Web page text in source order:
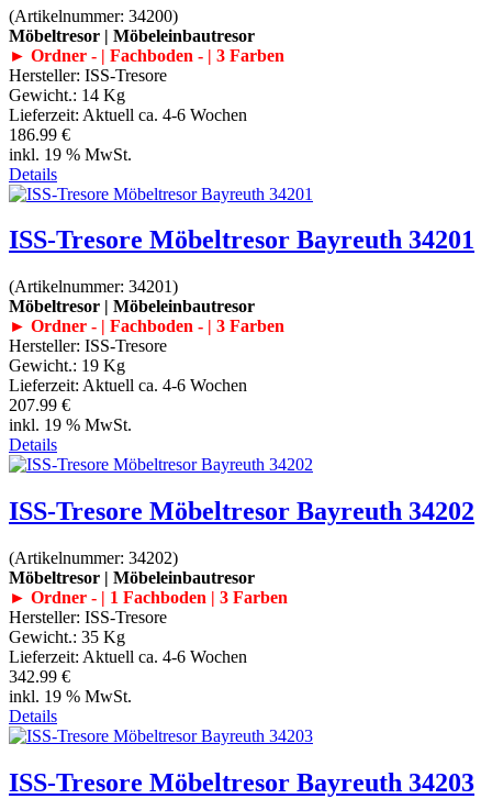
(Artikelnummer: 34200)
Möbeltresor | Möbeleinbautresor
► Ordner - | Fachboden - | 3 Farben
Hersteller: ISS-Tresore
Gewicht.: 14 Kg
Lieferzeit: Aktuell ca. 4-6 Wochen
186.99 €
inkl. 19 % MwSt.
Details
ISS-Tresore Möbeltresor Bayreuth 34201
(Artikelnummer: 34201)
Möbeltresor | Möbeleinbautresor
► Ordner - | Fachboden - | 3 Farben
Hersteller: ISS-Tresore
Gewicht.: 19 Kg
Lieferzeit: Aktuell ca. 4-6 Wochen
207.99 €
inkl. 19 % MwSt.
Details
ISS-Tresore Möbeltresor Bayreuth 34202
(Artikelnummer: 34202)
Möbeltresor | Möbeleinbautresor
► Ordner - | 1 Fachboden | 3 Farben
Hersteller: ISS-Tresore
Gewicht.: 35 Kg
Lieferzeit: Aktuell ca. 4-6 Wochen
342.99 €
inkl. 19 % MwSt.
Details
ISS-Tresore Möbeltresor Bayreuth 34203